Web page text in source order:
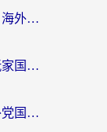
国外玩流星蝴蝶剑怎么降低延迟？海外党必看的加速秘籍（含欧洲鸣潮&彩虹岛优化攻略）
在国外也能玩穿越火线吗？海外玩家国服游戏畅玩终极指南
美国率土之滨加速器哪个好？海外党国服游戏畅玩终极指南（附多游戏解决方案）